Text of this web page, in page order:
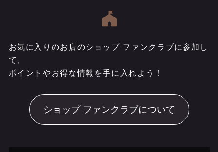
お気に入りのお店のショップ ファンクラブに参加し
て、
ポイントやお得な情報を手に入れよう！
ショップ ファンクラブについて